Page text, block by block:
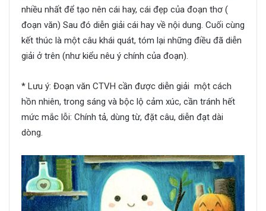
nhiều nhất để tạo nên cái hay, cái đẹp của đoạn thơ (
đoạn văn) Sau đó diễn giải cái hay về nội dung. Cuối cùng
kết thúc là một câu khái quát, tóm lại những điều đã diễn
giải ở trên (như kiểu nêu ý chính của đoạn).
* Lưu ý: Đoạn văn CTVH cần được diễn giải một cách
hồn nhiên, trong sáng và bộc lộ cảm xúc, cần tránh hết
mức mắc lỗi: Chính tả, dùng từ, đặt câu, diễn đạt dài
dòng.